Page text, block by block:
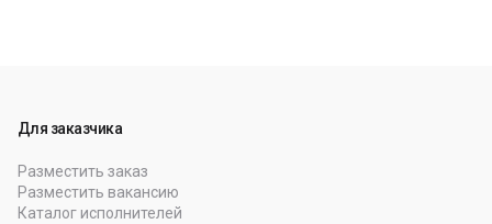
Для заказчика
Разместить заказ
Разместить вакансию
Каталог исполнителей